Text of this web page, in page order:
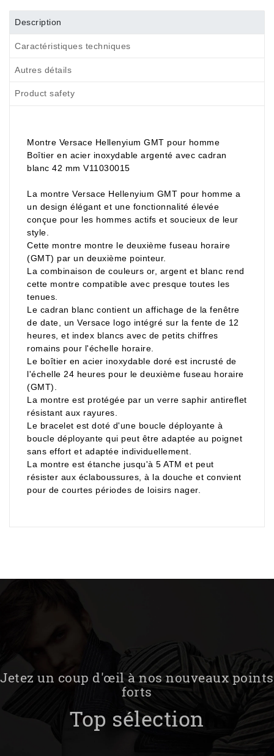
Description
Caractéristiques techniques
Autres détails
Product safety
Montre Versace Hellenyium GMT pour homme
Boîtier en acier inoxydable argenté avec cadran
blanc 42 mm V11030015
La montre Versace Hellenyium GMT pour homme a
un design élégant et une fonctionnalité élevée
conçue pour les hommes actifs et soucieux de leur
style.
Cette montre montre le deuxième fuseau horaire
(GMT) par un deuxième pointeur.
La combinaison de couleurs or, argent et blanc rend
cette montre compatible avec presque toutes les
tenues.
Le cadran blanc contient un affichage de la fenêtre
de date, un Versace logo intégré sur la fente de 12
heures, et index blancs avec de petits chiffres
romains pour l'échelle horaire.
Le boîtier en acier inoxydable doré est incrusté de
l'échelle 24 heures pour le deuxième fuseau horaire
(GMT).
La montre est protégée par un verre saphir antireflet
résistant aux rayures.
Le bracelet est doté d'une boucle déployante à
boucle déployante qui peut être adaptée au poignet
sans effort et adaptée individuellement.
La montre est étanche jusqu'à 5 ATM et peut
résister aux éclaboussures, à la douche et convient
pour de courtes périodes de loisirs nager.
Jetez un coup d'œil à nos nouveaux points
forts
Top sélection